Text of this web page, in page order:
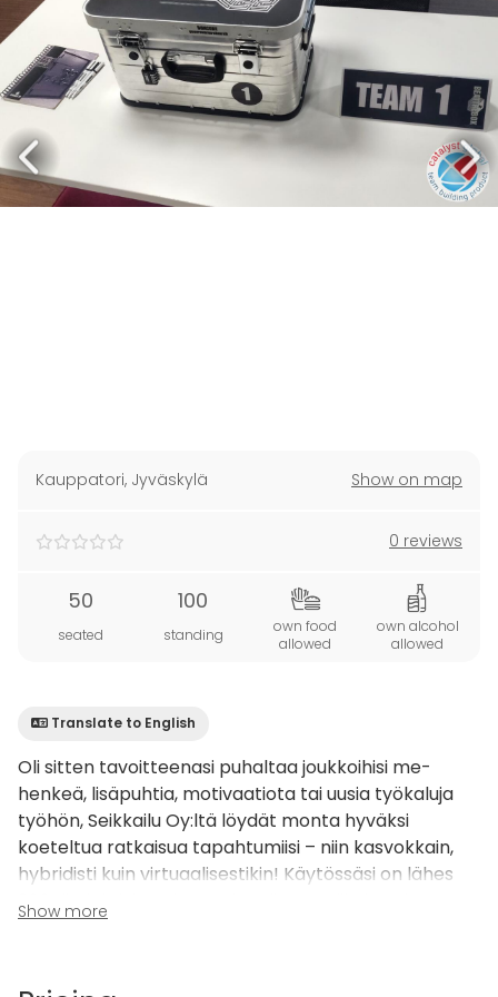
Kauppatori, Jyväskylä Show on map
0 reviews
50
seated
100
standing
own food
allowed
own alcohol
allowed
Translate to English
Oli sitten tavoitteenasi puhaltaa joukkoihisi me-
henkeä, lisäpuhtia, motivaatiota tai uusia työkaluja
työhön, Seikkailu Oy:ltä löydät monta hyväksi
koeteltua ratkaisua tapahtumiisi – niin kasvokkain,
hybridisti kuin virtuaalisestikin! Käytössäsi on lähes
200 tiimiaktiviteetin monipuolinen valikoima, josta
autamme mielellämme löytämään tarpeisiinne
Show more